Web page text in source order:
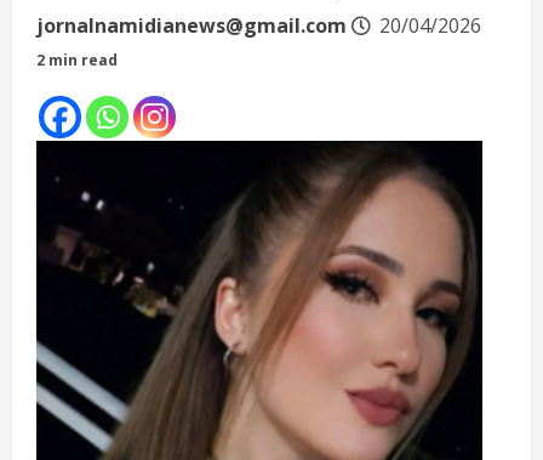
jornalnamidianews@gmail.com 20/04/2026
2 min read